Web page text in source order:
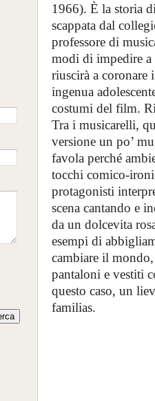
1966). È la storia
scappata dal
professore di
modi di impedire a
riuscirà a coronare
ingenua
costumi del film.
Tra i musicarelli,
versione un po’
favola perché
tocchi comico-
protagonisti
scena cantando e
da un dolcevita
esempi di
cambiare il
pantaloni e vestiti
questo caso, un
familias.